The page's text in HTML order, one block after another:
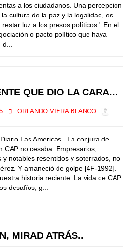
a los ciudadanos. Una percepción
cultura de la paz y la legalidad, es
luz a los presos políticos." En el
o pacto político que haya
QUE DIO LA CARA...
ORLANDO VIERA BLANCO
Las Americas La conjura de
CAP no cesaba. Empresarios,
y notables resentidos y soterrados, no
Y amaneció de golpe [4F-1992].
historia reciente. La vida de CAP
desafíos, g...
MIRAD ATRÁS..